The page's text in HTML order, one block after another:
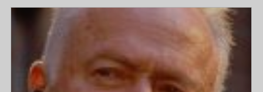
שימוש רכב לצרכי עבודה ולפנאי והטלת מס בהתאם ועוד.
בין יתר תפקידיו כהן משמש כמשנה לראש לשכת עורכי
הדין וחבר הוועד המרכזי, חבר מועצת המוסד לביטוח
לאומי וגזבר פורום סגני ראשי הרשויות בישראל.